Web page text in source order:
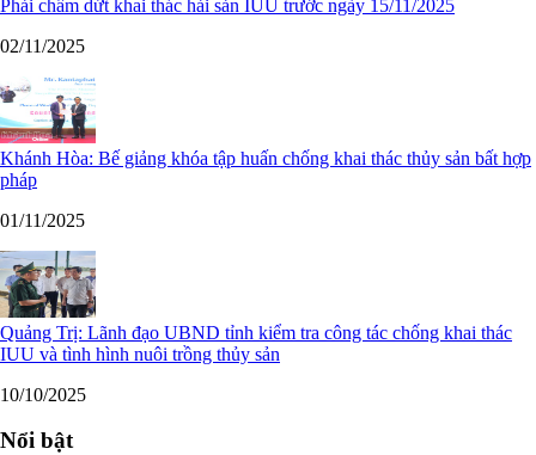
Phải chấm dứt khai thác hải sản IUU trước ngày 15/11/2025
02/11/2025
Khánh Hòa: Bế giảng khóa tập huấn chống khai thác thủy sản bất hợp
pháp
01/11/2025
Quảng Trị: Lãnh đạo UBND tỉnh kiểm tra công tác chống khai thác
IUU và tình hình nuôi trồng thủy sản
10/10/2025
Nổi bật